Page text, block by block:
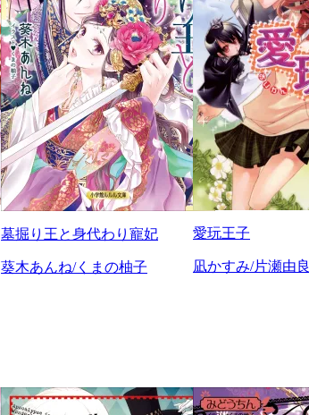
墓掘り王と身代わり寵妃
葵木あんね/くまの柚子
愛玩王子
凪かすみ/片瀬由良